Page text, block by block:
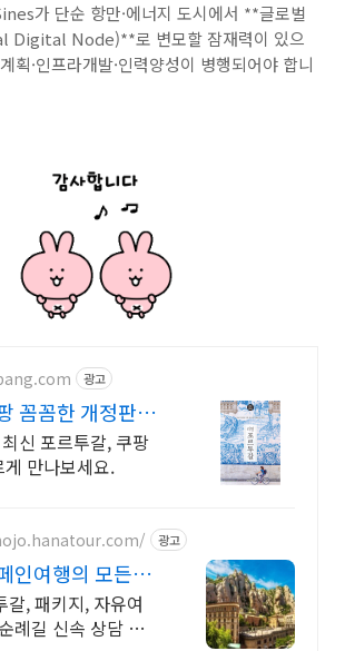
가 단순 항만·에너지 도시에서 **글로벌
Digital Node)**로 변모할 잠재력이 있으
획·인프라개발·인력양성이 병행되어야 합니
광고
꼼꼼한 개정판으
신 포르투갈, 쿠팡
만나보세요.
광고
인여행의 모든것
인증 예약센터
, 패키지, 자유여
례길 신속 상담 다양